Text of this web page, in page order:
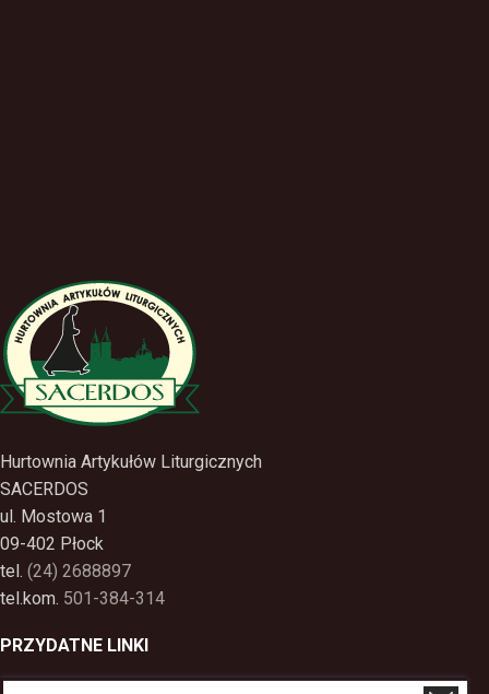
Hurtownia Artykułów Liturgicznych
SACERDOS
ul. Mostowa 1
09-402 Płock
tel. (24) 2688897
tel.kom. 501-384-314
PRZYDATNE LINKI